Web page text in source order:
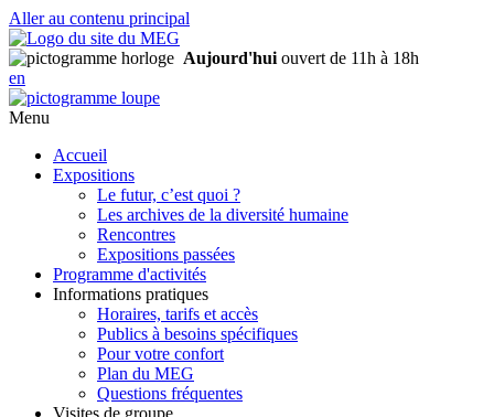
Aller au contenu principal
Aujourd'hui ouvert de 11h à 18h
en
Menu
Accueil
Expositions
Le futur, c’est quoi ?
Les archives de la diversité humaine
Rencontres
Expositions passées
Programme d'activités
Informations pratiques
Horaires, tarifs et accès
Publics à besoins spécifiques
Pour votre confort
Plan du MEG
Questions fréquentes
Visites de groupe